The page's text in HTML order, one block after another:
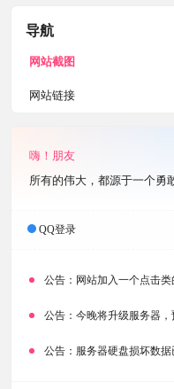
导航
网站截图
网站链接
嗨！朋友
所有的伟大，都源于一个勇
QQ登录
公告： 网站加入一个点击类的广告，大家点击
公告： 今晚将升级服务器，预计中
公告： 服务器硬盘损坏数据已全部迁移备份